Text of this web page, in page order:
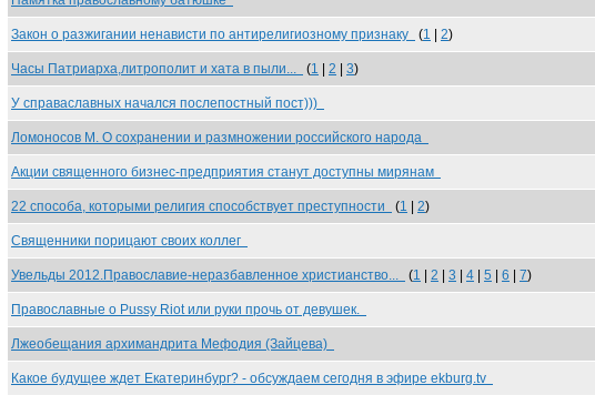
Закон о разжигании ненависти по антирелигиозному признаку (1 2)
Часы Патриарха,литрополит и хата в пыли... (1 2 3)
У справаславных начался послепостный пост)))
Ломоносов М. О сохранении и размножении российского народа
Акции священного бизнес-предприятия станут доступны мирянам
22 способа, которыми религия способствует преступности (1 2)
Священники порицают своих коллег
Увельды 2012.Православие-неразбавленное христианство... (1 2 3 4 5 6 7)
Православные о Pussy Riot или руки прочь от девушек.
Лжеобещания архимандрита Мефодия (Зайцева)
Какое будущее ждет Екатеринбург? - обсуждаем сегодня в эфире ekburg.tv